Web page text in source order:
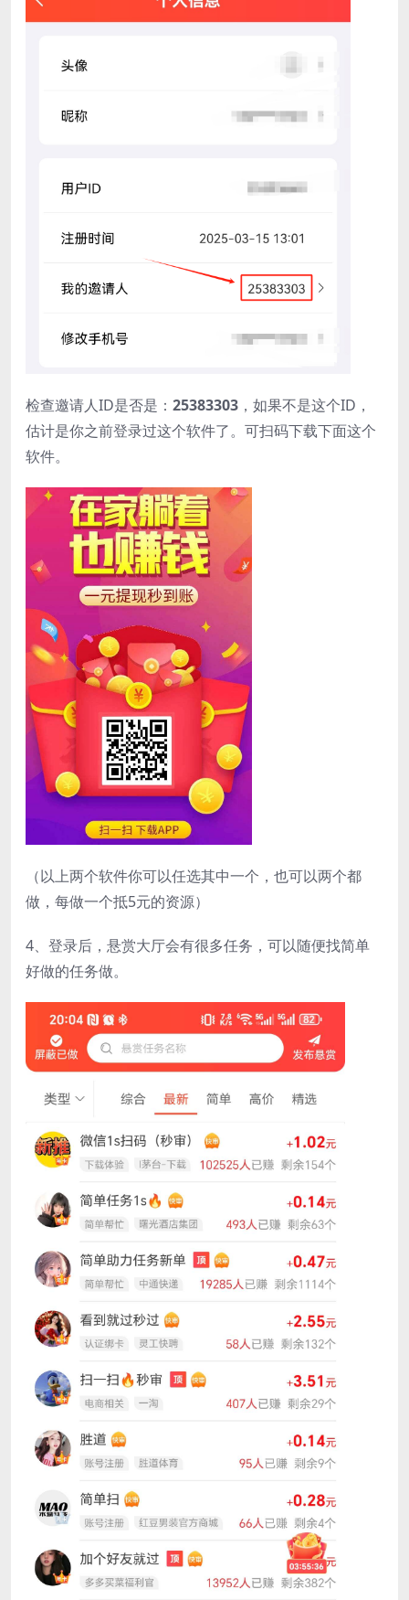
检查邀请人ID是否是： 25383303 ，如果不是这个ID，
估计是你之前登录过这个软件了。可扫码下载下面这个
软件。
（以上两个软件你可以任选其中一个，也可以两个都
做，每做一个抵5元的资源）
4、登录后，悬赏大厅会有很多任务，可以随便找简单
好做的任务做。